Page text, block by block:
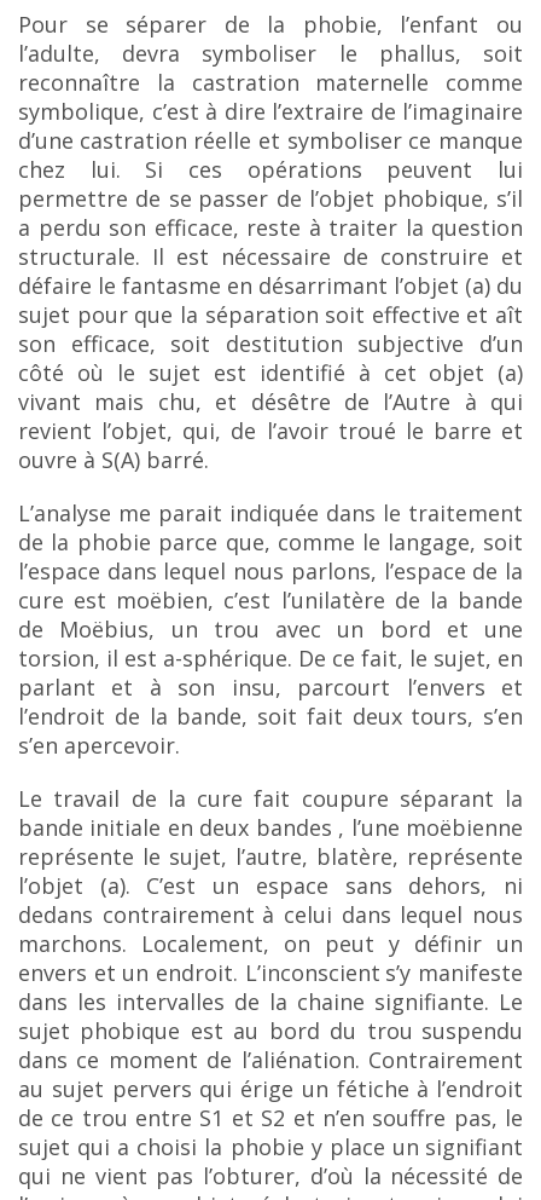
Pour se séparer de la phobie, l’enfant ou
l’adulte, devra symboliser le phallus, soit
reconnaître la castration maternelle comme
symbolique, c’est à dire l’extraire de l’imaginaire
d’une castration réelle et symboliser ce manque
chez lui. Si ces opérations peuvent lui
permettre de se passer de l’objet phobique, s’il
a perdu son efficace, reste à traiter la question
structurale. Il est nécessaire de construire et
défaire le fantasme en désarrimant l’objet (a) du
sujet pour que la séparation soit effective et aît
son efficace, soit destitution subjective d’un
côté où le sujet est identifié à cet objet (a)
vivant mais chu, et désêtre de l’Autre à qui
revient l’objet, qui, de l’avoir troué le barre et
ouvre à S(A) barré.
L’analyse me parait indiquée dans le traitement
de la phobie parce que, comme le langage, soit
l’espace dans lequel nous parlons, l’espace de la
cure est moëbien, c’est l’unilatère de la bande
de Moëbius, un trou avec un bord et une
torsion, il est a-sphérique. De ce fait, le sujet, en
parlant et à son insu, parcourt l’envers et
l’endroit de la bande, soit fait deux tours, s’en
s’en apercevoir.
Le travail de la cure fait coupure séparant la
bande initiale en deux bandes , l’une moëbienne
représente le sujet, l’autre, blatère, représente
l’objet (a). C’est un espace sans dehors, ni
dedans contrairement à celui dans lequel nous
marchons. Localement, on peut y définir un
envers et un endroit. L’inconscient s’y manifeste
dans les intervalles de la chaine signifiante. Le
sujet phobique est au bord du trou suspendu
dans ce moment de l’aliénation. Contrairement
au sujet pervers qui érige un fétiche à l’endroit
de ce trou entre S1 et S2 et n’en souffre pas, le
sujet qui a choisi la phobie y place un signifiant
qui ne vient pas l’obturer, d’où la nécessité de